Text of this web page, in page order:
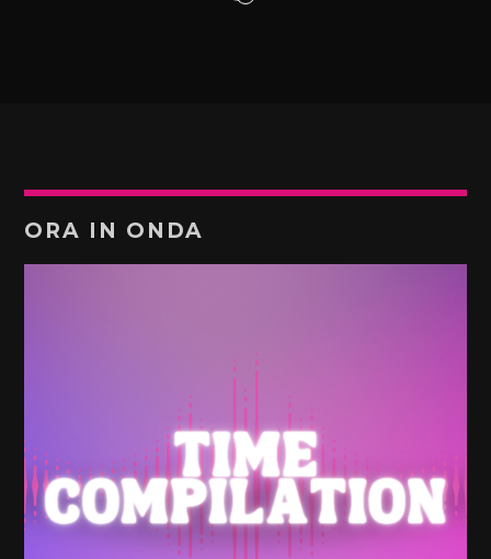
ORA IN ONDA